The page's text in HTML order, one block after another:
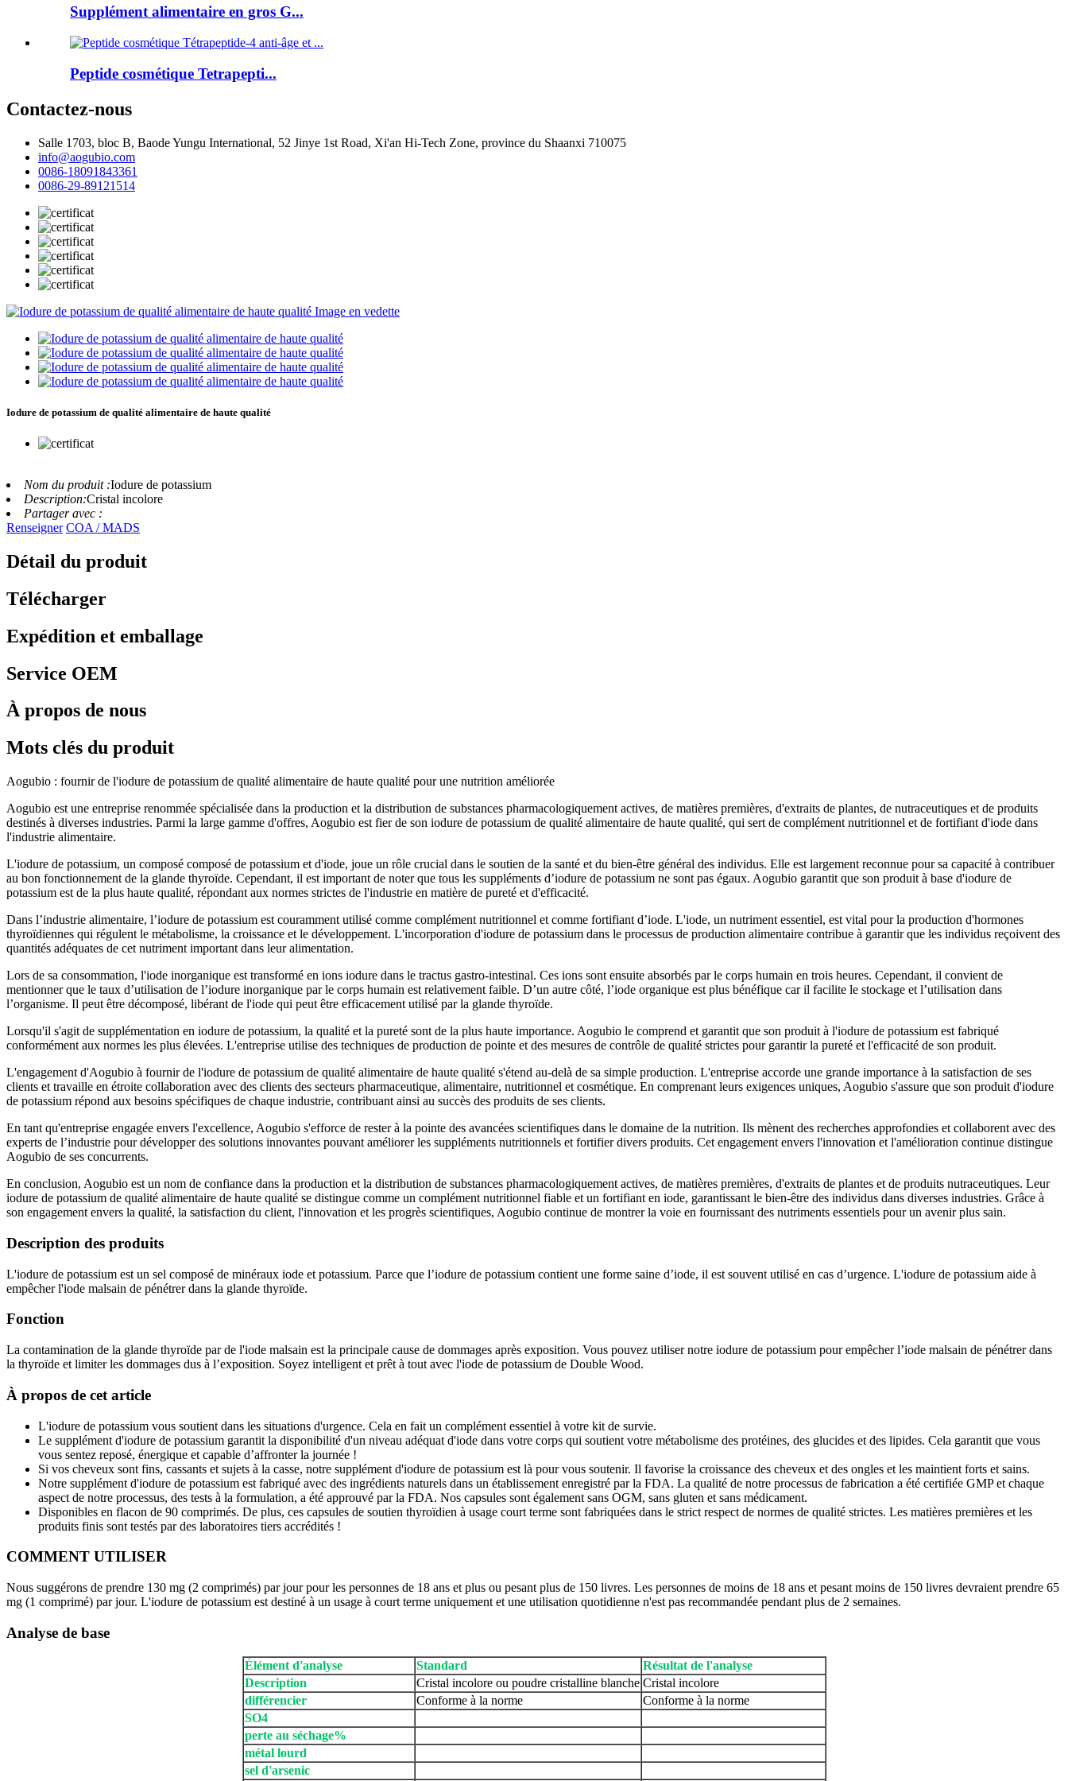
Supplément alimentaire en gros G...
Peptide cosmétique Tetrapepti...
Contactez-nous
Salle 1703, bloc B, Baode Yungu International, 52 Jinye 1st Road, Xi'an Hi-Tech Zone, province du Shaanxi 710075
info@aogubio.com
0086-18091843361
0086-29-89121514
Iodure de potassium de qualité alimentaire de haute qualité
Nom du produit :Iodure de potassium
Description:Cristal incolore
Partager avec :
Renseigner COA / MADS
Détail du produit
Télécharger
Expédition et emballage
Service OEM
À propos de nous
Mots clés du produit
Aogubio : fournir de l'iodure de potassium de qualité alimentaire de haute qualité pour une nutrition améliorée
Aogubio est une entreprise renommée spécialisée dans la production et la distribution de substances pharmacologiquement actives, de matières premières, d'extraits de plantes, de nutraceutiques et de produits
destinés à diverses industries. Parmi la large gamme d'offres, Aogubio est fier de son iodure de potassium de qualité alimentaire de haute qualité, qui sert de complément nutritionnel et de fortifiant d'iode dans
l'industrie alimentaire.
L'iodure de potassium, un composé composé de potassium et d'iode, joue un rôle crucial dans le soutien de la santé et du bien-être général des individus. Elle est largement reconnue pour sa capacité à contribuer
au bon fonctionnement de la glande thyroïde. Cependant, il est important de noter que tous les suppléments d’iodure de potassium ne sont pas égaux. Aogubio garantit que son produit à base d'iodure de
potassium est de la plus haute qualité, répondant aux normes strictes de l'industrie en matière de pureté et d'efficacité.
Dans l’industrie alimentaire, l’iodure de potassium est couramment utilisé comme complément nutritionnel et comme fortifiant d’iode. L'iode, un nutriment essentiel, est vital pour la production d'hormones
thyroïdiennes qui régulent le métabolisme, la croissance et le développement. L'incorporation d'iodure de potassium dans le processus de production alimentaire contribue à garantir que les individus reçoivent des
quantités adéquates de cet nutriment important dans leur alimentation.
Lors de sa consommation, l'iode inorganique est transformé en ions iodure dans le tractus gastro-intestinal. Ces ions sont ensuite absorbés par le corps humain en trois heures. Cependant, il convient de
mentionner que le taux d’utilisation de l’iodure inorganique par le corps humain est relativement faible. D’un autre côté, l’iode organique est plus bénéfique car il facilite le stockage et l’utilisation dans
l’organisme. Il peut être décomposé, libérant de l'iode qui peut être efficacement utilisé par la glande thyroïde.
Lorsqu'il s'agit de supplémentation en iodure de potassium, la qualité et la pureté sont de la plus haute importance. Aogubio le comprend et garantit que son produit à l'iodure de potassium est fabriqué
conformément aux normes les plus élevées. L'entreprise utilise des techniques de production de pointe et des mesures de contrôle de qualité strictes pour garantir la pureté et l'efficacité de son produit.
L'engagement d'Aogubio à fournir de l'iodure de potassium de qualité alimentaire de haute qualité s'étend au-delà de sa simple production. L'entreprise accorde une grande importance à la satisfaction de ses
clients et travaille en étroite collaboration avec des clients des secteurs pharmaceutique, alimentaire, nutritionnel et cosmétique. En comprenant leurs exigences uniques, Aogubio s'assure que son produit d'iodure
de potassium répond aux besoins spécifiques de chaque industrie, contribuant ainsi au succès des produits de ses clients.
En tant qu'entreprise engagée envers l'excellence, Aogubio s'efforce de rester à la pointe des avancées scientifiques dans le domaine de la nutrition. Ils mènent des recherches approfondies et collaborent avec des
experts de l’industrie pour développer des solutions innovantes pouvant améliorer les suppléments nutritionnels et fortifier divers produits. Cet engagement envers l'innovation et l'amélioration continue distingue
Aogubio de ses concurrents.
En conclusion, Aogubio est un nom de confiance dans la production et la distribution de substances pharmacologiquement actives, de matières premières, d'extraits de plantes et de produits nutraceutiques. Leur
iodure de potassium de qualité alimentaire de haute qualité se distingue comme un complément nutritionnel fiable et un fortifiant en iode, garantissant le bien-être des individus dans diverses industries. Grâce à
son engagement envers la qualité, la satisfaction du client, l'innovation et les progrès scientifiques, Aogubio continue de montrer la voie en fournissant des nutriments essentiels pour un avenir plus sain.
Description des produits
L'iodure de potassium est un sel composé de minéraux iode et potassium. Parce que l’iodure de potassium contient une forme saine d’iode, il est souvent utilisé en cas d’urgence. L'iodure de potassium aide à
empêcher l'iode malsain de pénétrer dans la glande thyroïde.
Fonction
La contamination de la glande thyroïde par de l'iode malsain est la principale cause de dommages après exposition. Vous pouvez utiliser notre iodure de potassium pour empêcher l’iode malsain de pénétrer dans
la thyroïde et limiter les dommages dus à l’exposition. Soyez intelligent et prêt à tout avec l'iode de potassium de Double Wood.
À propos de cet article
L'iodure de potassium vous soutient dans les situations d'urgence. Cela en fait un complément essentiel à votre kit de survie.
Le supplément d'iodure de potassium garantit la disponibilité d'un niveau adéquat d'iode dans votre corps qui soutient votre métabolisme des protéines, des glucides et des lipides. Cela garantit que vous
vous sentez reposé, énergique et capable d’affronter la journée !
Si vos cheveux sont fins, cassants et sujets à la casse, notre supplément d'iodure de potassium est là pour vous soutenir. Il favorise la croissance des cheveux et des ongles et les maintient forts et sains.
Notre supplément d'iodure de potassium est fabriqué avec des ingrédients naturels dans un établissement enregistré par la FDA. La qualité de notre processus de fabrication a été certifiée GMP et chaque
aspect de notre processus, des tests à la formulation, a été approuvé par la FDA. Nos capsules sont également sans OGM, sans gluten et sans médicament.
Disponibles en flacon de 90 comprimés. De plus, ces capsules de soutien thyroïdien à usage court terme sont fabriquées dans le strict respect de normes de qualité strictes. Les matières premières et les
produits finis sont testés par des laboratoires tiers accrédités !
COMMENT UTILISER
Nous suggérons de prendre 130 mg (2 comprimés) par jour pour les personnes de 18 ans et plus ou pesant plus de 150 livres. Les personnes de moins de 18 ans et pesant moins de 150 livres devraient prendre 65
mg (1 comprimé) par jour. L'iodure de potassium est destiné à un usage à court terme uniquement et une utilisation quotidienne n'est pas recommandée pendant plus de 2 semaines.
Analyse de base
Élément d'analyse Standard
Résultat de l'analyse
Description
Cristal incolore ou poudre cristalline blanche Cristal incolore
différencier
Conforme à la norme
Conforme à la norme
SO4
perte au séchage%
métal lourd
sel d'arsenic